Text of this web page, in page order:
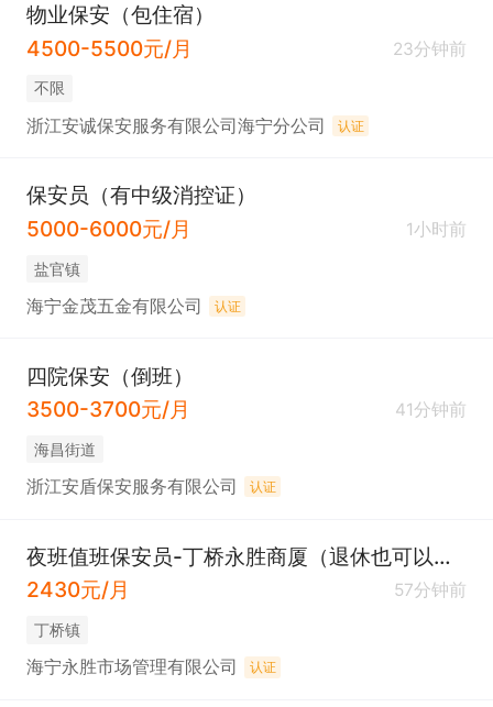
物业保安（包住宿）
4500-5500元/月
23分钟前
不限
浙江安诚保安服务有限公司海宁分公司 认证
保安员（有中级消控证）
5000-6000元/月
1小时前
盐官镇
海宁金茂五金有限公司 认证
四院保安（倒班）
3500-3700元/月
41分钟前
海昌街道
浙江安盾保安服务有限公司 认证
夜班值班保安员-丁桥永胜商厦（退休也可以，晚上可以睡觉）
2430元/月
57分钟前
丁桥镇
海宁永胜市场管理有限公司 认证